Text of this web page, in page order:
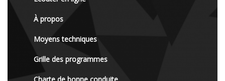
À propos
Moyens techniques
Grille des programmes